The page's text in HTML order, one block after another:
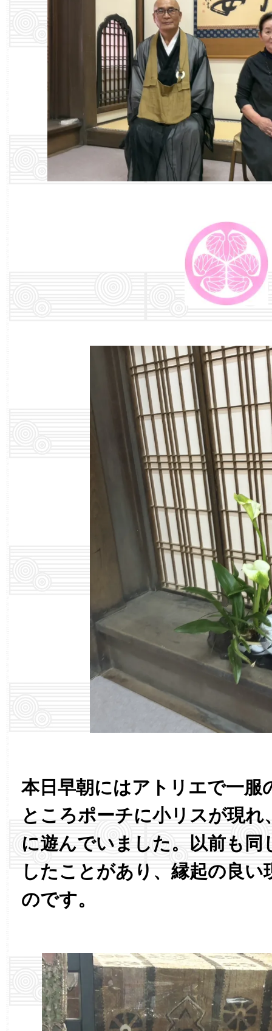
本日早朝にはアトリエで一服
ところポーチに小リスが現
に遊んでいました。以前も
したことがあり、縁起の良
のです。